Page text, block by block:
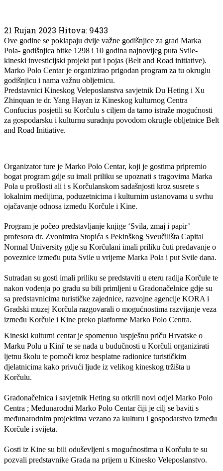
21 Rujan 2023 Hitova: 9433
Ove godine se poklapaju dvije važne godišnjice za grad Marka
Pola- godišnjica bitke 1298 i 10 godina najnovijeg puta Svile-
kineski investicijski projekt put i pojas (Belt and Road initiative).
Marko Polo Centar je organizirao prigodan program za tu okruglu
godišnjicu i nama važnu obljetnicu.
Predstavnici Kineskog Veleposlanstva savjetnik Du Heting i Xu
Zhinquan te dr. Yang Hayan iz Kineskog kulturnog Centra
Confucius posjetili su Korčulu s ciljem da tamo istraže mogućnosti
za gospodarsku i kulturnu suradnju povodom okrugle obljetnice Belt
and Road Initiative.
Organizator ture je Marko Polo Centar, koji je gostima pripremio
bogat program gdje su imali priliku se upoznati s tragovima Marka
Pola u prošlosti ali i s Korčulanskom sadašnjosti kroz susrete s
lokalnim medijima, poduzetnicima i kulturnim ustanovama u svrhu
ojačavanje odnosa između Korčule i Kine.
Program je počeo predstavljanje knjige ‘Svila, zmaj i papir’
profesora dr. Zvonimira Stopića s Pekinškog Sveučilišta Capital
Normal University gdje su Korčulani imali priliku čuti predavanje o
poveznice između puta Svile u vrijeme Marka Pola i put Svile dana.
Sutradan su gosti imali priliku se predstaviti u eteru radija Korčule te
nakon vođenja po gradu su bili primljeni u Gradonačelnice gdje su
sa predstavnicima turističke zajednice, razvojne agencije KORA i
Gradski muzej Korčula razgovarali o mogućnostima razvijanje veza
između Korčule i Kine preko platforme Marko Polo Centra.
Kineski kulturni centar je spomenuo 'uspješnu priču Hrvatske o
Marku Polu u Kini' te se nada u budučnosti u Korčuli organizirati
ljetnu školu te pomoči kroz besplatne radionice turističkim
djelatnicima kako privući ljude iz velikog kineskog tržišta u
Korčulu.
Gradonačelnica i savjetnik Heting su otkrili novi odjel Marko Polo
Centra ; Međunarodni Marko Polo Centar čiji je cilj se baviti s
međunarodnim projektima vezano za kulturu i gospodarstvo između
Korčule i svijeta.
Gosti iz Kine su bili oduševljeni s mogućnostima u Korčulu te su
pozvali predstavnike Grada na prijem u Kinesko Veleposlanstvo.